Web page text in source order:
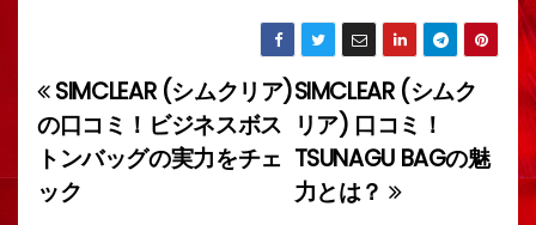
投
稿
ナ
SIMCLEAR (シムク
リア) 口コミ！
TSUNAGU BAGの魅
力とは？
SIMCLEAR (シムクリア)
の口コミ！ビジネスボス
トンバッグの実力をチェ
ック